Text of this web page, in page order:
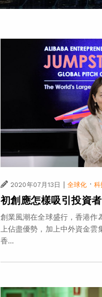
2020年07月13日 | 全球化 · 科
初創應怎樣吸引投資
創業風潮在全球盛行，香港作
上佔盡優勢，加上中外資金
香...